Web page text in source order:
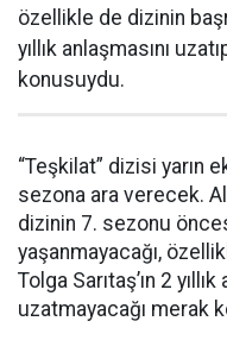
özellikle de dizinin
yıllık anlaşmasını
konusuydu.
“Teşkilat” dizisi yarın
sezona ara verecek.
dizinin 7. sezonu
yaşanmayacağı,
Tolga Sarıtaş’ın 2
uzatmayacağı merak